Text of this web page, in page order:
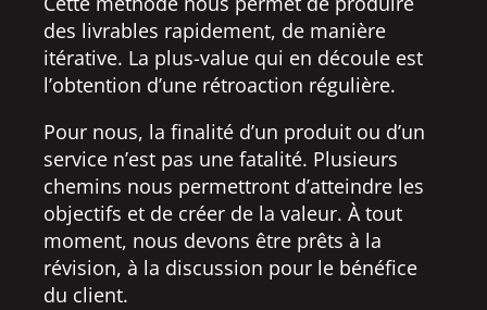
des livrables rapidement, de manière
itérative. La plus-value qui en découle est
l’obtention d’une rétroaction régulière.
Pour nous, la finalité d’un produit ou d’un
service n’est pas une fatalité. Plusieurs
chemins nous permettront d’atteindre les
objectifs et de créer de la valeur. À tout
moment, nous devons être prêts à la
révision, à la discussion pour le bénéfice
du client.